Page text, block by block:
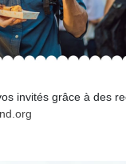
invités grâce à des